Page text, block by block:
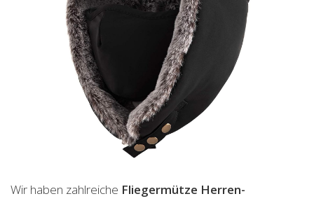
Wir haben zahlreiche Fliegermütze Herren-